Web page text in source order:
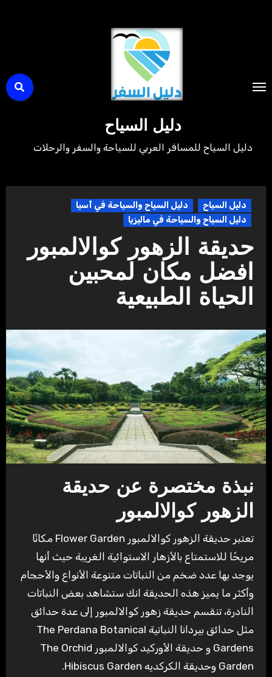
دليل السياح
دليل السياح للمسافر العربي للسياحة والسفر والرحلات
دليل السياح
دليل السياح والسياحة في آسيا
دليل السياح والسياحة في ماليزيا
حديقة الزهور كوالالمبور
افضل مكان لمحبين
الحياة الطبيعية
نبذة مختصرة عن حديقة
الزهور كوالالمبور
تعتبر حديقة الزهور كوالالمبور Flower Garden مكانًا
مريحًا للاستمتاع بالأزهار الاستوائية الغريبة حيث أنها
يوجد بها عدد ضخم من النباتات متنوعة الأنواع والأحجام
وأكثر ما يميز هذه الحديقة انك ستشاهد بعض النباتات
النادرة، تنقسم حديقة زهور كوالالمبور إلى عدة حدائق
مثل حدائق بيردانا النباتية The Perdana Botanical
Gardens و حديقة الأوركيد كوالالمبور The Orchid
Garden وحديقة الكركديه Hibiscus Garden.